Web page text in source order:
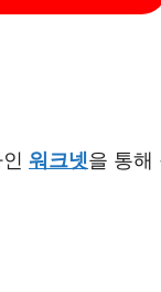
워크넷을 통해